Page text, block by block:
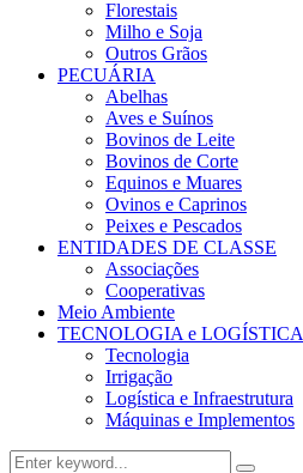
Florestais
Milho e Soja
Outros Grãos
PECUÁRIA
Abelhas
Aves e Suínos
Bovinos de Leite
Bovinos de Corte
Equinos e Muares
Ovinos e Caprinos
Peixes e Pescados
ENTIDADES DE CLASSE
Associações
Cooperativas
Meio Ambiente
TECNOLOGIA e LOGÍSTICA
Tecnologia
Irrigação
Logística e Infraestrutura
Máquinas e Implementos
Search